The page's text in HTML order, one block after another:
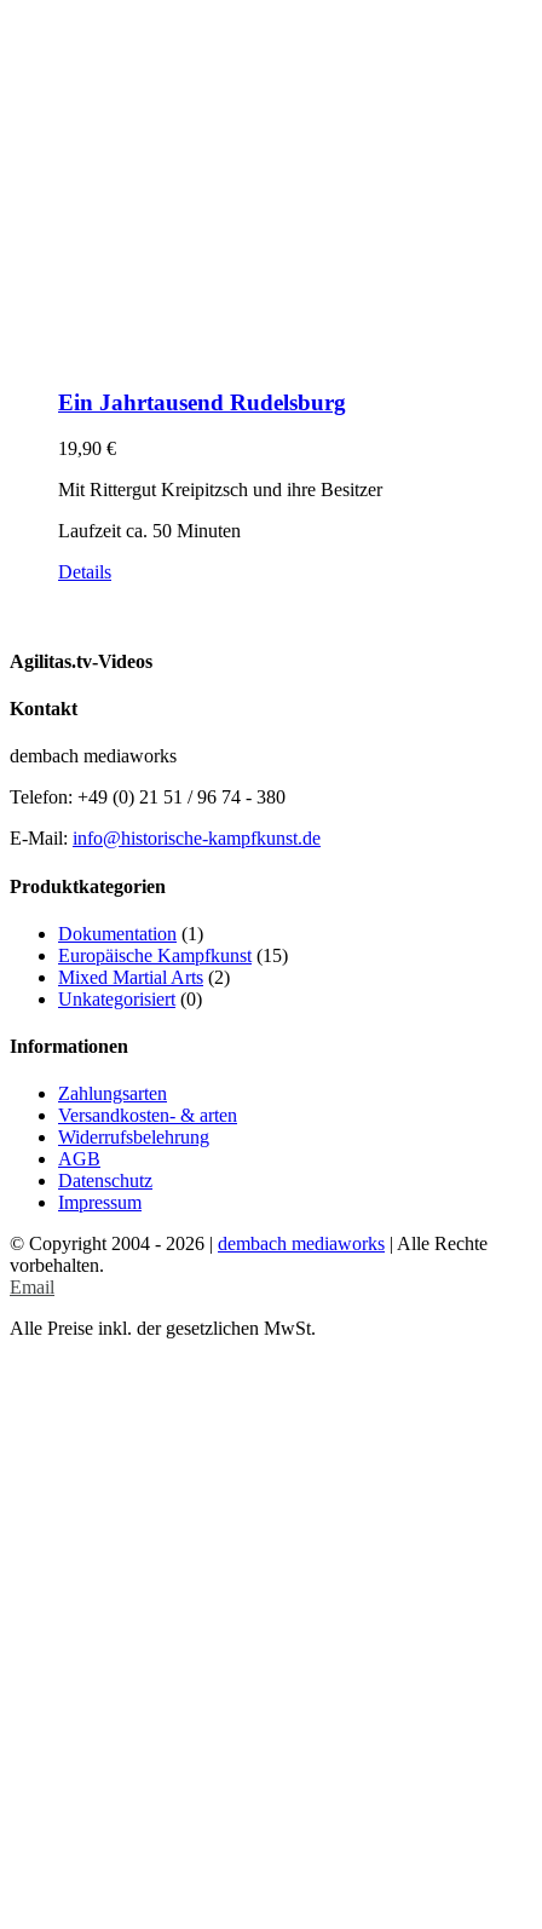
Ein Jahrtausend Rudelsburg
19,90 €
Mit Rittergut Kreipitzsch und ihre Besitzer
Laufzeit ca. 50 Minuten
Details
Agilitas.tv-Videos
Kontakt
dembach mediaworks
Telefon: +49 (0) 21 51 / 96 74 - 380
E-Mail: info@historische-kampfkunst.de
Produktkategorien
Dokumentation (1)
Europäische Kampfkunst (15)
Mixed Martial Arts (2)
Unkategorisiert (0)
Informationen
Zahlungsarten
Versandkosten- & arten
Widerrufsbelehrung
AGB
Datenschutz
Impressum
© Copyright 2004 - 2026 | dembach mediaworks | Alle Rechte
vorbehalten.
Email
Alle Preise inkl. der gesetzlichen MwSt.